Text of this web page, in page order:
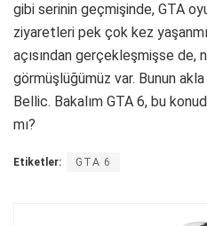
gibi serinin geçmişinde, GTA
ziyaretleri pek çok kez
açısından gerçekleşmişse de,
görmüşlüğümüz var. Bunun
Bellic. Bakalım GTA 6, bu
mı?
Etiketler: GTA 6